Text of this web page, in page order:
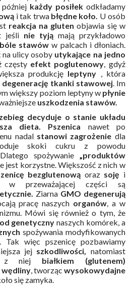
później każdy posiłek odkładamy
i tak trwa błędne koło. U osób
reakcja na gluten objawia się w
jeśli nie tyją mają przykładowo
bóle stawów w palcach i dłoniach.
ulicy osoby utykające na jedno
częsty efekt poglutenowy, gdyż
produkcję leptyny , która
degenerację tkanki stawowej. Im
większy poziom leptyny w płynie
uszkodzenia stawów.
decyduje o stanie układu
dieta.
Pszenica nawet po
nadal stanowi zagrożenie dla
skoki cukru z powodu
spożywanie „produktów
jest korzystne. Większość z nich w
bezglutenową oraz soję i
przeważającej części są
Ziarna GMO degenerują
pracę naszych organów, a w
Mówi się również o tym, że
genetyczny naszych komórek, a
spożywania modyfikowanych
Tak więc pszenicę pozbawiamy
jej szkodliwości, natomiast
z niej białkiem (glutenem)
wędliny, tworząc wysokowydajne
się zamyka.